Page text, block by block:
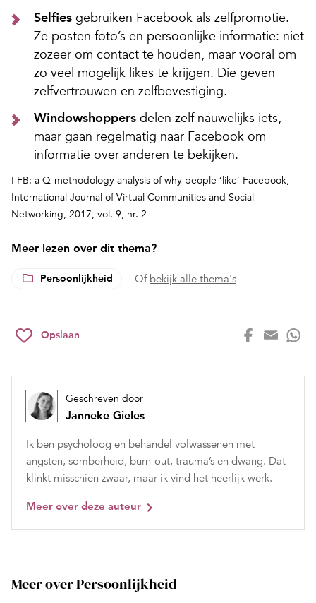
Selfies gebruiken Facebook als zelfpromotie.
Ze posten foto’s en persoonlijke informatie: niet
zozeer om contact te houden, maar vooral om
zo veel mogelijk likes te krijgen. Die geven
zelfvertrouwen en zelfbevestiging.
Windowshoppers delen zelf nauwelijks iets,
maar gaan regelmatig naar Facebook om
informatie over anderen te bekijken.
I FB: a Q-methodology analysis of why people ‘like’ Facebook,
International Journal of Virtual Communities and Social
Networking, 2017, vol. 9, nr. 2
Meer lezen over dit thema?
Persoonlijkheid Of bekijk alle thema's
Opslaan
Geschreven door
Janneke Gieles
Ik ben psycholoog en behandel volwassenen met
angsten, somberheid, burn-out, trauma’s en dwang. Dat
klinkt misschien zwaar, maar ik vind het heerlijk werk.
Meer over deze auteur
Meer over Persoonlijkheid